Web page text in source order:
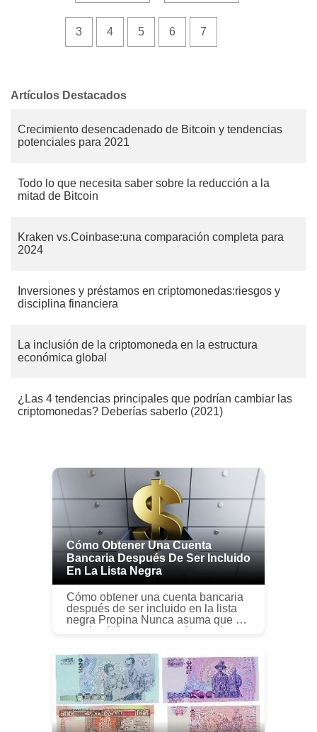
3 4 5 6 7
Artículos Destacados
Crecimiento desencadenado de Bitcoin y tendencias
potenciales para 2021
Todo lo que necesita saber sobre la reducción a la
mitad de Bitcoin
Kraken vs.Coinbase:una comparación completa para
2024
Inversiones y préstamos en criptomonedas:riesgos y
disciplina financiera
La inclusión de la criptomoneda en la estructura
económica global
¿Las 4 tendencias principales que podrían cambiar las
criptomonedas? Deberías saberlo (2021)
Cómo Obtener Una Cuenta
Bancaria Después De Ser Incluido
En La Lista Negra
Cómo obtener una cuenta bancaria
después de ser incluido en la lista
negra Propina Nunca asuma que no
puede abrir una cuenta bancaria
algunas de las comisiones ba...